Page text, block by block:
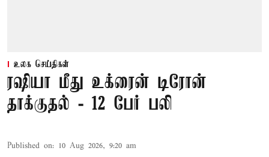
உலக செய்திகள்
ரஷியா மீது உக்ரைன் டிரோன்
தாக்குதல் - 12 பேர் பலி
Published on: 10 Aug 2026, 9:20 am